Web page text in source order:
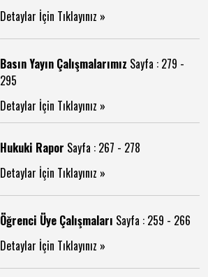
Detaylar İçin Tıklayınız »
Basın Yayın Çalışmalarımız Sayfa : 279 -
295
Detaylar İçin Tıklayınız »
Hukuki Rapor Sayfa : 267 - 278
Detaylar İçin Tıklayınız »
Öğrenci Üye Çalışmaları Sayfa : 259 - 266
Detaylar İçin Tıklayınız »